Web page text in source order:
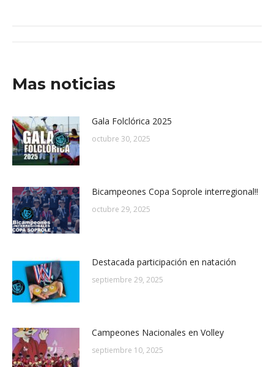
Mas noticias
Gala Folclórica 2025
octubre 30, 2025
Bicampeones Copa Soprole interregional!!
octubre 29, 2025
Destacada participación en natación
septiembre 29, 2025
Campeones Nacionales en Volley
septiembre 10, 2025